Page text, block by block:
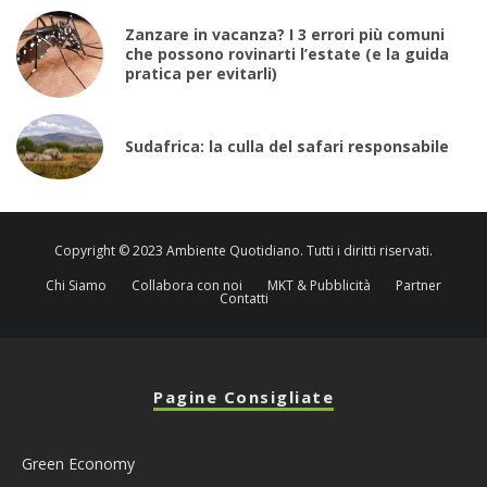
Zanzare in vacanza? I 3 errori più comuni
che possono rovinarti l’estate (e la guida
pratica per evitarli)
Sudafrica: la culla del safari responsabile
Copyright © 2023 Ambiente Quotidiano. Tutti i diritti riservati.
Chi Siamo
Collabora con noi MKT & Pubblicità Partner
Contatti
Pagine Consigliate
Green Economy